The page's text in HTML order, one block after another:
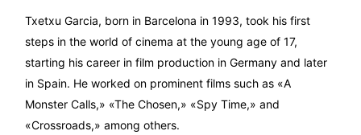
Txetxu Garcia, born in Barcelona in 1993, took his first
steps in the world of cinema at the young age of 17,
starting his career in film production in Germany and later
in Spain. He worked on prominent films such as «A
Monster Calls,» «The Chosen,» «Spy Time,» and
«Crossroads,» among others.